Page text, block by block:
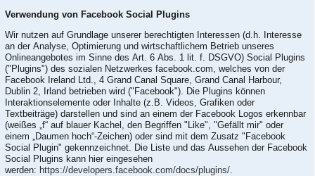
Verwendung von Facebook Social Plugins
Wir nutzen auf Grundlage unserer berechtigten Interessen (d.h. Interesse
an der Analyse, Optimierung und wirtschaftlichem Betrieb unseres
Onlineangebotes im Sinne des Art. 6 Abs. 1 lit. f. DSGVO) Social Plugins
("Plugins") des sozialen Netzwerkes facebook.com, welches von der
Facebook Ireland Ltd., 4 Grand Canal Square, Grand Canal Harbour,
Dublin 2, Irland betrieben wird ("Facebook"). Die Plugins können
Interaktionselemente oder Inhalte (z.B. Videos, Grafiken oder
Textbeiträge) darstellen und sind an einem der Facebook Logos erkennbar
(weißes „f“ auf blauer Kachel, den Begriffen "Like", "Gefällt mir" oder
einem „Daumen hoch“-Zeichen) oder sind mit dem Zusatz "Facebook
Social Plugin" gekennzeichnet. Die Liste und das Aussehen der Facebook
Social Plugins kann hier eingesehen
werden: https://developers.facebook.com/docs/plugins/